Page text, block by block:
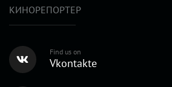
КИНОРЕПОРТЕР
Find us on
Vkontakte